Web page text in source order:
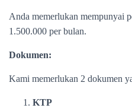
Anda memerlukan mempunyai
1.500.000 per bulan.
Dokumen:
Kami memerlukan 2 dokumen
KTP